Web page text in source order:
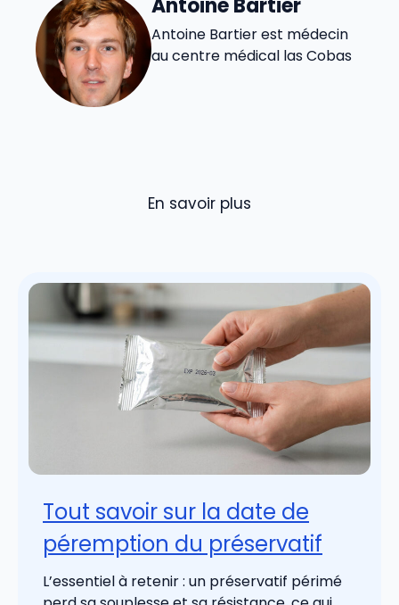
Antoine Bartier
Antoine Bartier est médecin
au centre médical las Cobas
En savoir plus
Tout savoir sur la date de
péremption du préservatif
L’essentiel à retenir : un préservatif périmé